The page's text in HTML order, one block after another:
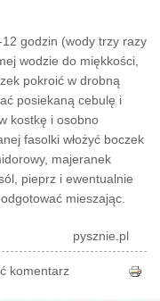
12 godzin (wody trzy razy
wodzie do miękkości,
pokroić w drobną
posiekaną cebulę i
kostkę i osobno
fasolki włożyć boczek
majeranek
pieprz i ewentualnie
mieszając.
pysznie.pl
komentarz